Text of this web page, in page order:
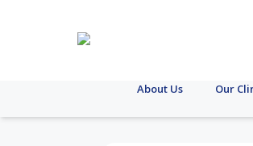
About Us Our